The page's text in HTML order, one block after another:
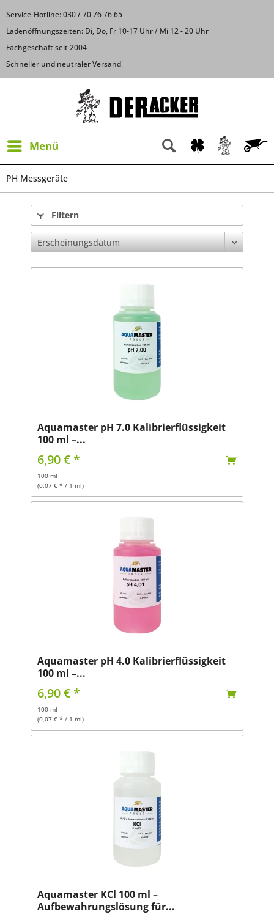
Service-Hotline: 030 / 70 76 76 65
Ladenöffnungszeiten: Di, Do, Fr 10-17 Uhr / Mi 12 - 20 Uhr
Fachgeschäft seit 2004
Schneller und neutraler Versand
Menü
PH Messgeräte
Filtern
Aquamaster pH 7.0 Kalibrierflüssigkeit
100 ml –...
6,90 € *
100 ml
(0,07 € * / 1 ml)
Aquamaster pH 4.0 Kalibrierflüssigkeit
100 ml –...
6,90 € *
100 ml
(0,07 € * / 1 ml)
Aquamaster KCl 100 ml –
Aufbewahrungslösung für...